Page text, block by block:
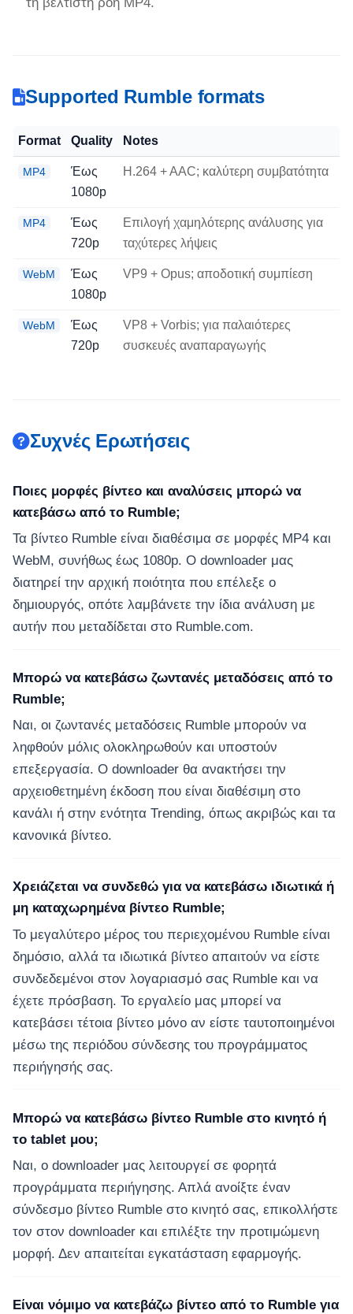
Supported Rumble formats
Format Quality Notes
MP4
Έως
1080p
H.264 + AAC; καλύτερη συμβατότητα
MP4
Έως
720p
Επιλογή χαμηλότερης ανάλυσης για
ταχύτερες λήψεις
WebM
Έως
1080p
VP9 + Opus; αποδοτική συμπίεση
WebM
Έως
720p
VP8 + Vorbis; για παλαιότερες
συσκευές αναπαραγωγής
Συχνές Ερωτήσεις
Ποιες μορφές βίντεο και αναλύσεις μπορώ να
κατεβάσω από το Rumble;
Τα βίντεο Rumble είναι διαθέσιμα σε μορφές MP4 και
WebM, συνήθως έως 1080p. Ο downloader μας
διατηρεί την αρχική ποιότητα που επέλεξε ο
δημιουργός, οπότε λαμβάνετε την ίδια ανάλυση με
αυτήν που μεταδίδεται στο Rumble.com.
Μπορώ να κατεβάσω ζωντανές μεταδόσεις από το
Rumble;
Ναι, οι ζωντανές μεταδόσεις Rumble μπορούν να
ληφθούν μόλις ολοκληρωθούν και υποστούν
επεξεργασία. Ο downloader θα ανακτήσει την
αρχειοθετημένη έκδοση που είναι διαθέσιμη στο
κανάλι ή στην ενότητα Trending, όπως ακριβώς και τα
κανονικά βίντεο.
Χρειάζεται να συνδεθώ για να κατεβάσω ιδιωτικά ή
μη καταχωρημένα βίντεο Rumble;
Το μεγαλύτερο μέρος του περιεχομένου Rumble είναι
δημόσιο, αλλά τα ιδιωτικά βίντεο απαιτούν να είστε
συνδεδεμένοι στον λογαριασμό σας Rumble και να
έχετε πρόσβαση. Το εργαλείο μας μπορεί να
κατεβάσει τέτοια βίντεο μόνο αν είστε ταυτοποιημένοι
μέσω της περιόδου σύνδεσης του προγράμματος
περιήγησής σας.
Μπορώ να κατεβάσω βίντεο Rumble στο κινητό ή
το tablet μου;
Ναι, ο downloader μας λειτουργεί σε φορητά
προγράμματα περιήγησης. Απλά ανοίξτε έναν
σύνδεσμο βίντεο Rumble στο κινητό σας, επικολλήστε
τον στον downloader και επιλέξτε την προτιμώμενη
μορφή. Δεν απαιτείται εγκατάσταση εφαρμογής.
Είναι νόμιμο να κατεβάζω βίντεο από το Rumble για